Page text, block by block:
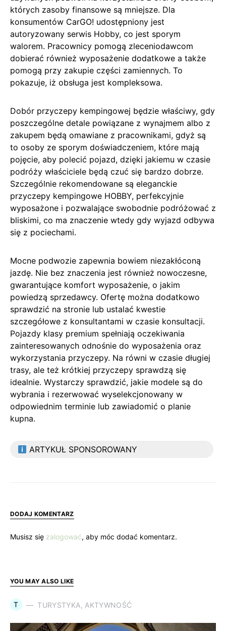
których zasoby finansowe są mniejsze. Dla
konsumentów CarGO! udostępniony jest
autoryzowany serwis Hobby, co jest sporym
walorem. Pracownicy pomogą zleceniodawcom
dobierać również wyposażenie dodatkowe a także
pomogą przy zakupie części zamiennych. To
pokazuje, iż obsługa jest kompleksowa.
Dobór przyczepy kempingowej będzie właściwy, gdy
poszczególne detale powiązane z wynajmem albo z
zakupem będą omawiane z pracownikami, gdyż są
to osoby ze sporym doświadczeniem, które mają
pojęcie, aby polecić pojazd, dzięki jakiemu w czasie
podróży właściciele będą czuć się bardzo dobrze.
Szczególnie rekomendowane są eleganckie
przyczepy kempingowe HOBBY, perfekcyjnie
wyposażone i pozwalające swobodnie podróżować z
bliskimi, co ma znaczenie wtedy gdy wyjazd odbywa
się z pociechami.
Mocne podwozie zapewnia bowiem niezakłóconą
jazdę. Nie bez znaczenia jest również nowoczesne,
gwarantujące komfort wyposażenie, o jakim
powiedzą sprzedawcy. Ofertę można dodatkowo
sprawdzić na stronie lub ustalać kwestie
szczegółowe z konsultantami w czasie konsultacji.
Pojazdy klasy premium spełniają oczekiwania
zainteresowanych odnośnie do wyposażenia oraz
wykorzystania przyczepy. Na równi w czasie długiej
trasy, ale też krótkiej przyczepy sprawdzą się
idealnie. Wystarczy sprawdzić, jakie modele są do
wybrania i rezerwować wyselekcjonowany w
odpowiednim terminie lub zawiadomić o planie
kupna.
ARTYKUŁ SPONSOROWANY
DODAJ KOMENTARZ
Musisz się zalogować, aby móc dodać komentarz.
YOU MAY ALSO LIKE
T TURYSTYKA, AKTYWNOŚĆ